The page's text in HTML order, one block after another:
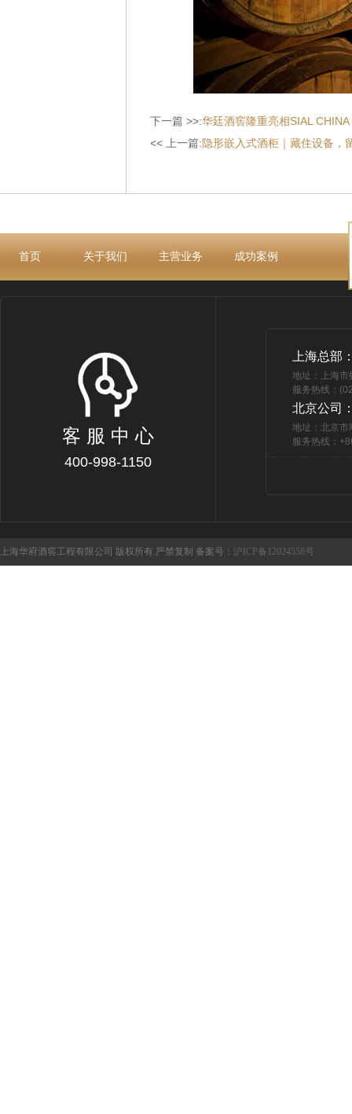
下一篇 >>:华廷酒窖隆重亮相SIAL
<< 上一篇:隐形嵌入式酒柜｜藏住设备，
首页 关于我们 主营业务 成功案例
客 服 中 心
400-998-1150
上海总部
地址：上海
服务热线：
北京公司
地址：北京市
服务热线：
上海华府酒窖工程有限公司 版权所有 严禁复制 备案号： 沪ICP备12024558号